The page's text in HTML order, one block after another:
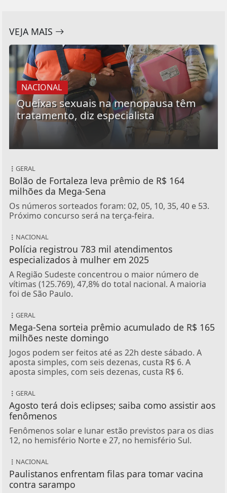
VEJA MAIS
NACIONAL
Queixas sexuais na menopausa têm
tratamento, diz especialista
GERAL
Bolão de Fortaleza leva prêmio de R$ 164
milhões da Mega-Sena
Os números sorteados foram: 02, 05, 10, 35, 40 e 53.
Próximo concurso será na terça-feira.
NACIONAL
Polícia registrou 783 mil atendimentos
especializados à mulher em 2025
A Região Sudeste concentrou o maior número de
vítimas (125.769), 47,8% do total nacional. A maioria
foi de São Paulo.
GERAL
Mega-Sena sorteia prêmio acumulado de R$ 165
milhões neste domingo
Jogos podem ser feitos até as 22h deste sábado. A
aposta simples, com seis dezenas, custa R$ 6. A
aposta simples, com seis dezenas, custa R$ 6.
GERAL
Agosto terá dois eclipses; saiba como assistir aos
fenômenos
Fenômenos solar e lunar estão previstos para os dias
12, no hemisfério Norte e 27, no hemisfério Sul.
NACIONAL
Paulistanos enfrentam filas para tomar vacina
contra sarampo